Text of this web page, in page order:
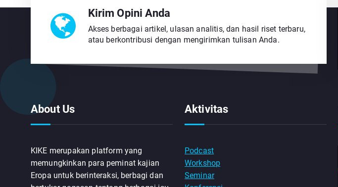
Kirim Opini Anda
Akses berbagai artikel, ulasan analitis, dan hasil riset terbaru,
atau berkontribusi dengan mengirimkan tulisan Anda.
About Us
KIKE merupakan platform yang
memungkinkan para peminat kajian
Eropa untuk berinteraksi, berbagi dan
Aktivitas
Podcast
Workshop
Seminar